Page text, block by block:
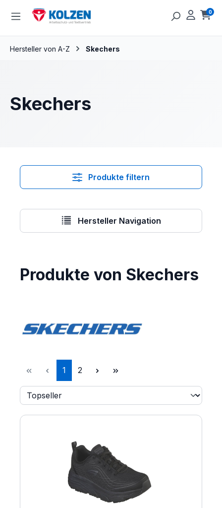
Zum Hauptinhalt springen 0
Hersteller von A-Z Skechers
Skechers
Produkte filtern
Hersteller Navigation
Produkte von Skechers
Seite
1 Seite
2